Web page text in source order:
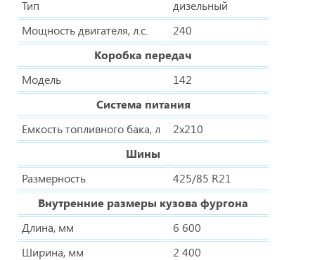
Тип
дизельный
Мощность двигателя, л.с.
240
Коробка передач
Модель
142
Система питания
Емкость топливного бака, л
2х210
Шины
Размерность
425/85 R21
Внутренние размеры кузова фургона
Длина, мм
6 600
Ширина, мм
2 400